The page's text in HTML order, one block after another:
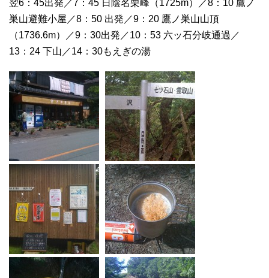
翌6：45出発／7：45 日陰名栗峰（1725m）／8：10 鷹ノ
巣山避難小屋／8：50 出発／9：20 鷹ノ巣山山頂
（1736.6m）／9：30出発／10：53 六ッ石分岐通過／
13：24 下山／14：30もえぎの湯